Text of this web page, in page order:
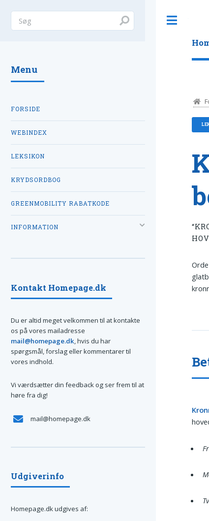
Menu
FORSIDE
WEBINDEX
LEKSIKON
KRYDSORDBOG
GREENMOBILITY RABATKODE
INFORMATION
Kontakt Homepage.dk
Du er altid meget velkommen til at kontakte
os på vores mailadresse
mail@homepage.dk, hvis du har
spørgsmål, forslag eller kommentarer til
vores indhold.
Vi værdsætter din feedback og ser frem til at
høre fra dig!
mail@homepage.dk
Udgiverinfo
Homepage.dk udgives af: